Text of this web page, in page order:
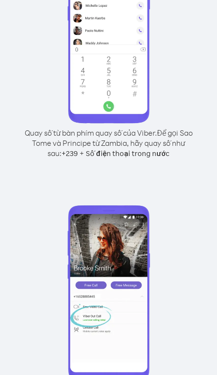
Quay số từ bàn phím quay số của Viber.Để gọi Sao
Tome và Principe từ Zambia, hãy quay số như
sau:+239 + Số điện thoại trong nước